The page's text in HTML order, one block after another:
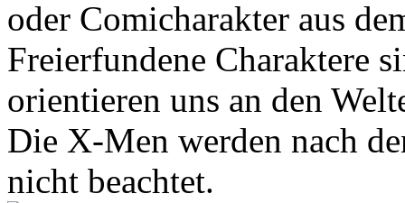
oder Comicharakter aus
Freierfundene Charaktere
orientieren uns an den
Die X-Men werden nach
nicht beachtet.